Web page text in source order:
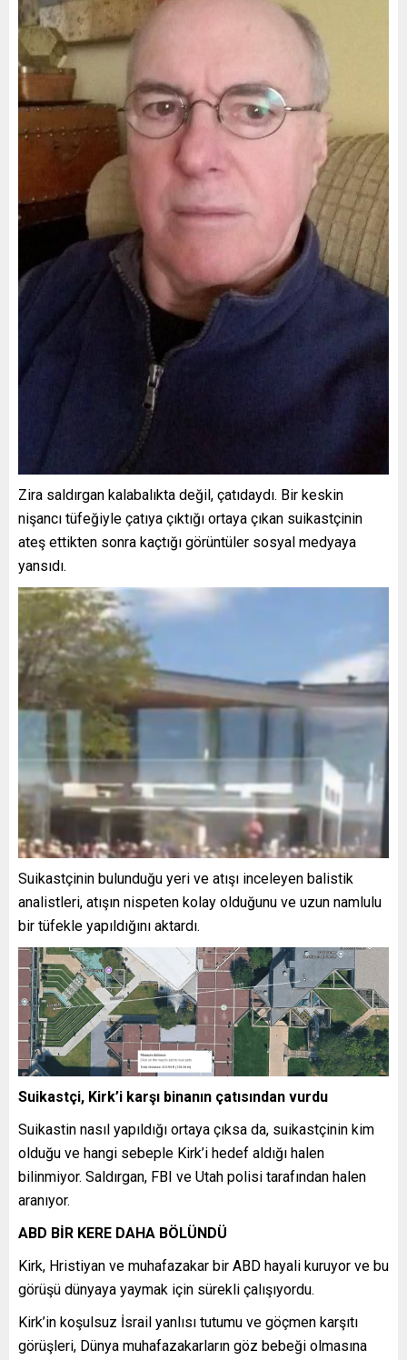
Zira saldırgan kalabalıkta değil, çatıdaydı. Bir keskin
nişancı tüfeğiyle çatıya çıktığı ortaya çıkan suikastçinin
ateş ettikten sonra kaçtığı görüntüler sosyal medyaya
yansıdı.
Suikastçinin bulunduğu yeri ve atışı inceleyen balistik
analistleri, atışın nispeten kolay olduğunu ve uzun namlulu
bir tüfekle yapıldığını aktardı.
Suikastçi, Kirk’i karşı binanın çatısından vurdu
Suikastin nasıl yapıldığı ortaya çıksa da, suikastçinin kim
olduğu ve hangi sebeple Kirk’i hedef aldığı halen
bilinmiyor. Saldırgan, FBI ve Utah polisi tarafından halen
aranıyor.
ABD BİR KERE DAHA BÖLÜNDÜ
Kirk, Hristiyan ve muhafazakar bir ABD hayali kuruyor ve bu
görüşü dünyaya yaymak için sürekli çalışıyordu.
Kirk’in koşulsuz İsrail yanlısı tutumu ve göçmen karşıtı
görüşleri, Dünya muhafazakarların göz bebeği olmasına